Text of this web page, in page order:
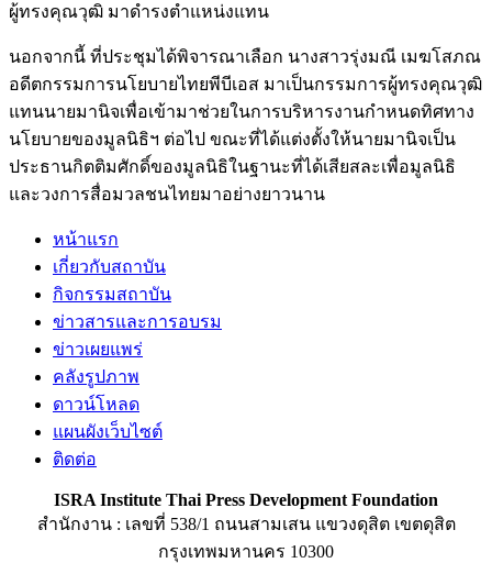
ผู้ทรงคุณวุฒิ มาดำรงตำแหน่งแทน
นอกจากนี้ ที่ประชุมได้พิจารณาเลือก นางสาวรุ่งมณี เมฆโสภณ
อดีตกรรมการนโยบายไทยพีบีเอส มาเป็นกรรมการผู้ทรงคุณวุฒิ
แทนนายมานิจเพื่อเข้ามาช่วยในการบริหารงานกำหนดทิศทาง
นโยบายของมูลนิธิฯ ต่อไป ขณะที่ได้แต่งตั้งให้นายมานิจเป็น
ประธานกิตติมศักดิ์ของมูลนิธิในฐานะที่ได้เสียสละเพื่อมูลนิธิ
และวงการสื่อมวลชนไทยมาอย่างยาวนาน
หน้าแรก
เกี่ยวกับสถาบัน
กิจกรรมสถาบัน
ข่าวสารและการอบรม
ข่าวเผยแพร่
คลังรูปภาพ
ดาวน์โหลด
แผนผังเว็บไซต์
ติดต่อ
ISRA Institute Thai Press Development Foundation
สำนักงาน : เลขที่ 538/1 ถนนสามเสน แขวงดุสิต เขตดุสิต
กรุงเทพมหานคร 10300